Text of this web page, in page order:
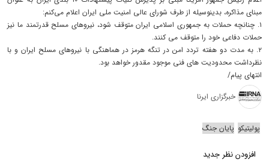
مبنای مذاکره، بدینوسیله از طرف شورای عالی امنیت ملی ایران اعلام می‌کنم:
۱. چنانچه حملات به جمهوری اسلامی ایران متوقف شود، نیروهای مسلح قدرتمند ما نیز
حملات دفاعی خود را متوقف می کنند.
۲. به مدت دو هفته تردد امن در تنگه هرمز در هماهنگی با نیروهای مسلح ایران و با
نظرداشت محدودیت های فنی موجود مقدور خواهد بود.
انتهای پیام/
خبرگزاری ایرنا
پولیتیکو پایان جنگ
افزودن نظر جدید